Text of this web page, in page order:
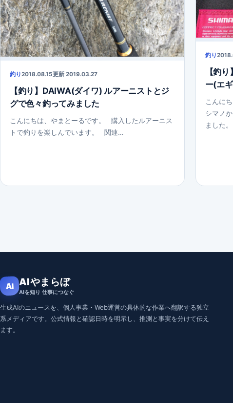
釣り2018.08.15更新 2019.03.27
【釣り】DAIWA(ダイワ) ルアーニストとジ
グで色々釣ってみました
こんにちは、やまとーるです。 購入したルアーニス
トで釣りを楽しんでいます。 関連…
釣り
【釣
ー(エ
こんに
シマノ
ました
AI AIやまらぼ
AIを知り 仕事につなぐ
生成AIのニュースを、個人事業・Web運営の具体的な作業へ翻訳する独立
系メディアです。公式情報と確認日時を明示し、推測と事実を分けて伝え
ます。